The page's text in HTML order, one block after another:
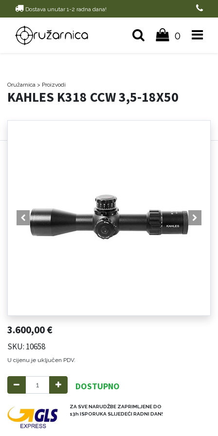
Dostava unutar 1-2 radna dana!
0
Oružarnica > Proizvodi
KAHLES K318 CCW 3,5-18X50
3.600,00€
SKU: 10658
U cijenu je uključen PDV.
DOSTUPNO
ZA SVE NARUDŽBE ZAPRIMLJENE DO
13h ISPORUKA SLIJEDEĆI RADNI DAN!